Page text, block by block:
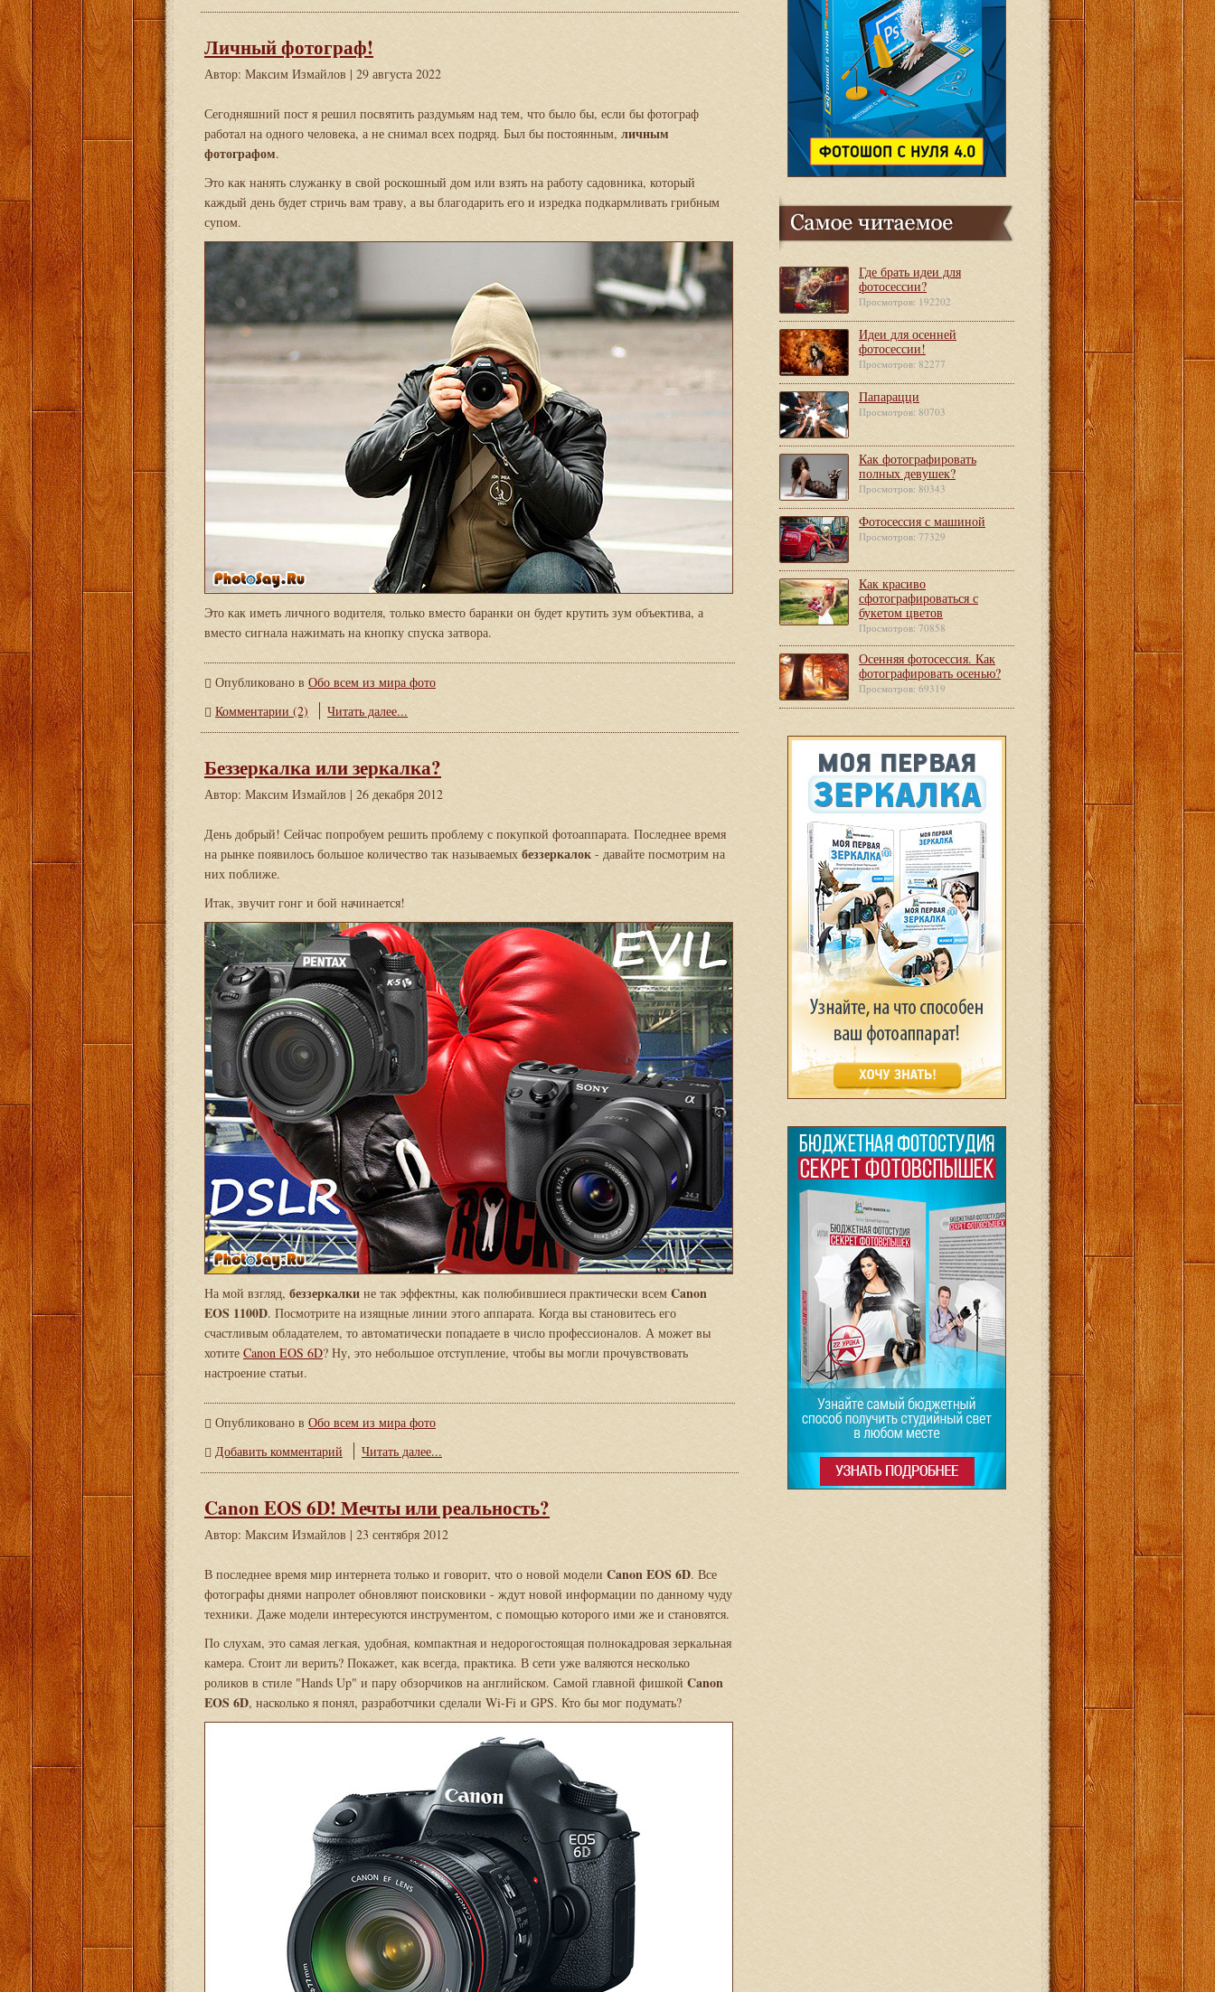
Личный фотограф!
Автор: Максим Измайлов | 29 августа 2022
Сегодняшний пост я решил посвятить раздумьям над тем, что было бы, если бы фотограф
работал на одного человека, а не снимал всех подряд. Был бы постоянным, личным
фотографом.
Это как нанять служанку в свой роскошный дом или взять на работу садовника, который
каждый день будет стричь вам траву, а вы благодарить его и изредка подкармливать грибным
супом.
Это как иметь личного водителя, только вместо баранки он будет крутить зум объектива, а
вместо сигнала нажимать на кнопку спуска затвора.
Опубликовано вОбо всем из мира фото
Комментарии (2)
Читать далее...
Беззеркалка или зеркалка?
Автор: Максим Измайлов| 26 декабря 2012
День добрый! Сейчас попробуем решить проблему с покупкой фотоаппарата. Последнее время
на рынке появилось большое количество так называемых беззеркалок - давайте посмотрим на
них поближе.
Итак, звучит гонг и бой начинается!
На мой взгляд, беззеркалки не так эффектны, как полюбившиеся практически всем Canon
EOS 1100D. Посмотрите на изящные линии этого аппарата. Когда вы становитесь его
счастливым обладателем, то автоматически попадаете в число профессионалов. А может вы
хотите Canon EOS 6D? Ну, это небольшое отступление, чтобы вы могли прочувствовать
настроение статьи.
Опубликовано в Обо всем из мира фото
Добавить комментарий
Читать далее...
Canon EOS 6D! Мечты или реальность?
Автор: Максим Измайлов | 23 сентября 2012
В последнее время мир интернета только и говорит, что о новой модели Canon EOS 6D. Все
фотографы днями напролет обновляют поисковики - ждут новой информации по данному чуду
техники. Даже модели интересуются инструментом, с помощью которого ими же и становятся.
По слухам, это самая легкая, удобная, компактная и недорогостоящая полнокадровая зеркальная
камера. Стоит ли верить? Покажет, как всегда, практика. В сети уже валяются несколько
роликов в стиле "Hands Up" и пару обзорчиков на английском. Самой главной фишкой Canon
EOS 6D, насколько я понял, разработчики сделали Wi-Fi и GPS. Кто бы мог подумать?
Где брать идеи для
фотосессии?
Просмотров: 192202
Идеи для осенней
фотосессии!
Просмотров: 82277
Папарацци
Просмотров: 80703
Как фотографировать
полных девушек?
Просмотров: 80343
Фотосессия с машиной
Просмотров: 77329
Как красиво
сфотографироваться с
букетом цветов
Просмотров: 70858
Осенняя фотосессия. Как
фотографировать осенью?
Просмотров: 69319